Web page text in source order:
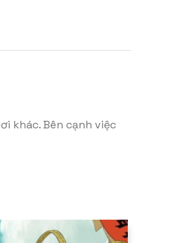
khác. Bên cạnh việc